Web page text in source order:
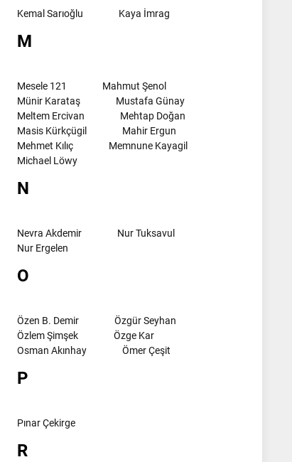
Kemal Sarıoğlu Kaya İmrag
M
Mesele 121
Mahmut Şenol
Münir Karataş
Mustafa Günay
Meltem Ercivan
Mehtap Doğan
Masis Kürkçügil
Mahir Ergun
Mehmet Kılıç
Memnune Kayagil
Michael Löwy
N
Nevra Akdemir
Nur Tuksavul
Nur Ergelen
O
Özen B. Demir
Özgür Seyhan
Özlem Şimşek
Özge Kar
Osman Akınhay
Ömer Çeşit
P
Pınar Çekirge
R